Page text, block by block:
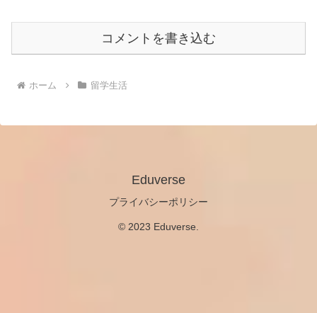
コメントを書き込む
ホーム 留学生活
Eduverse
プライバシーポリシー
© 2023 Eduverse.